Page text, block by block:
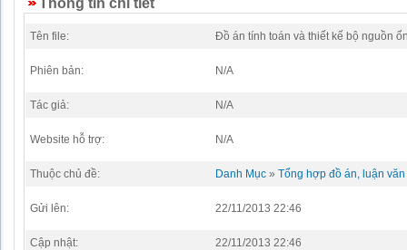
Tên file: Đồ án tính toán và thiết kế bộ nguồn
Phiên bản: N/A
Tác giả: N/A
Website hỗ trợ: N/A
Thuộc chủ đề: Danh Mục» Tổng hợp đồ án, luận
Gửi lên: 22/11/2013 22:46
Cập nhật: 22/11/2013 22:46